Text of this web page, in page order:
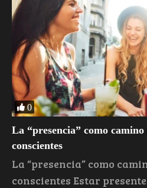
0
La “presencia” como
conscientes
La “presencia” como
conscientes Estar